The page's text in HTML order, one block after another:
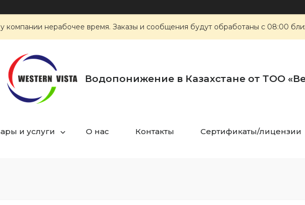
компании нерабочее время. Заказы и сообщения будут обработаны с 08:00
Водопонижение в Казахстане от ТОО
и услуги О нас Контакты Сертификаты/лицензии